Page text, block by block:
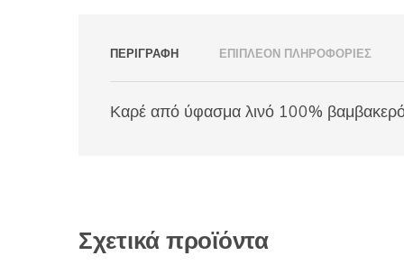
ΠΕΡΙΓΡΑΦΉ ΕΠΙΠΛΈΟΝ ΠΛΗΡΟΦΟΡΊΕΣ
Καρέ από ύφασμα λινό 100%
Σχετικά προϊόντα